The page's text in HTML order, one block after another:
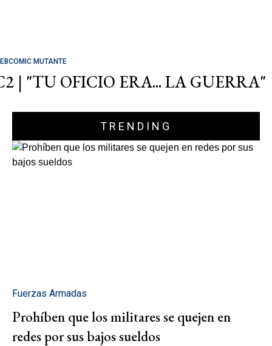
MUTANTE
| "TU OFICIO ERA... LA GUERRA"
TRENDING
Fuerzas Armadas
Prohíben que los militares se quejen en
redes por sus bajos sueldos